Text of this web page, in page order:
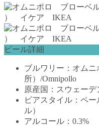
ビール詳細
ブルワリー：オム
所）/Omnipollo
原産国：スウェーデ
ビアスタイル：ペ
ル）
アルコール：0.3%